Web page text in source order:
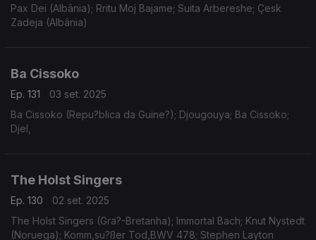
Pax Dei (Albânia); Rritu Moj Bajame; Suita Arbereshe; Çesk
Zadeja (Albânia)
Ba Cissoko
Ep. 131
03 set. 2025
Ba Cissoko (Repu?blica da Guine?); Djougouya; Ba Cissoko;
Djel,
The Holst Singers
Ep. 130
02 set. 2025
The Holst Singers (Gra?-Bretanha); Immortal Bach; Knut Nystedt
(Noruega); Komm,su?ßer Tod,BWV 478; Stephen Layton